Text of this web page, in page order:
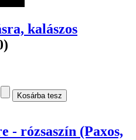
kalászos
- rózsaszín (Paxos,